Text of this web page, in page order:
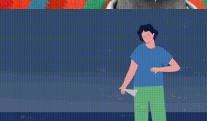
Fundeb